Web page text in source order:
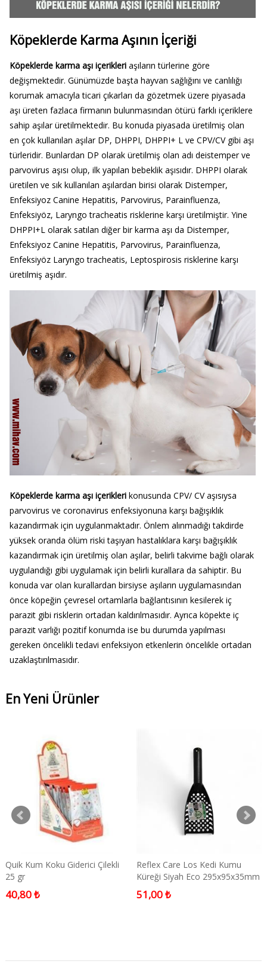
Köpeklerde Karma Aşının İçeriği
Köpeklerde karma aşı içerikleriaşıların türlerine göre
değişmektedir. Günümüzde başta hayvan sağlığını ve canlılığı
korumak amacıyla ticari çıkarları da gözetmek üzere piyasada
aşı üreten fazlaca firmanın bulunmasından ötürü farklı içeriklere
sahip aşılar üretilmektedir. Bu konuda piyasada üretilmiş olan
en çok kullanılan aşılar DP, DHPPI, DHPPI+ L ve CPV/CV gibi aşı
türleridir. Bunlardan DP olarak üretilmiş olan adı deistemper ve
parvovirus aşısı olup, ilk yapılan bebeklik aşısıdır. DHPPI olarak
üretilen ve sık kullanılan aşılardan birisi olarak Distemper,
Enfeksiyoz Canine Hepatitis, Parvovirus, Parainfluenza,
Enfeksiyöz, Laryngo tracheatis risklerine karşı üretilmiştir. Yine
DHPPI+L olarak satılan diğer bir karma aşı da Distemper,
Enfeksiyoz Canine Hepatitis, Parvovirus, Parainfluenza,
Enfeksiyöz Laryngo tracheatis, Leptospirosis risklerine karşı
üretilmiş aşıdır.
Köpeklerde karma aşı içeriklerikonusunda CPV/ CV aşısıysa
parvovirus ve coronavirus enfeksiyonuna karşı bağışıklık
kazandırmak için uygulanmaktadır. Önlem alınmadığı takdirde
yüksek oranda ölüm riski taşıyan hastalıklara karşı bağışıklık
kazandırmak için üretilmiş olan aşılar, belirli takvime bağlı olarak
uygulandığı gibi uygulamak için belirli kurallara da sahiptir. Bu
konuda var olan kurallardan birsiyse aşıların uygulamasından
önce köpeğin çevresel ortamlarla bağlantısının kesilerek iç
parazit gibi risklerin ortadan kaldırılmasıdır. Ayrıca köpekte iç
parazit varlığı pozitif konumda ise bu durumda yapılması
gereken öncelikli tedavi enfeksiyon etkenlerin öncelikle ortadan
uzaklaştırılmasıdır.
En Yeni Ürünler
Quik Kum Koku Giderici Çilekli
25 gr
40,80 ₺
Reflex Care Los Kedi Kumu
Küreği Siyah Eco 295x95x35mm
51,00 ₺